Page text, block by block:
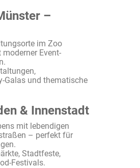
–
im Zoo
moderner Event-
.
,
Galas und thematische
& Innenstadt
mit lebendigen
– perfekt für
.
, Stadtfeste,
Festivals.